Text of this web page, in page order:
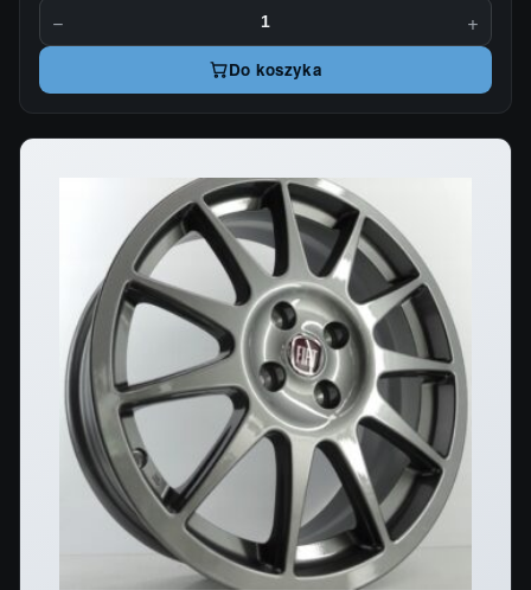
− +
Do koszyka